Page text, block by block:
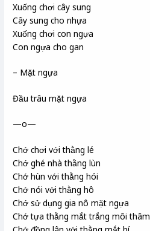
Xuống chơi cây sung
Cây sung cho nhựa
Xuống chơi con ngựa
Con ngựa cho gan
– Mặt ngựa
Đầu trâu mặt ngựa
—o—
Chớ chơi với thằng lé
Chớ ghé nhà thằng lùn
Chớ hùn với thằng hói
Chớ nói với thằng hô
Chớ sử dụng gia nô mặt ngựa
Chớ tựa thằng mắt trắng môi thâm